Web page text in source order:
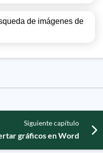
de imágenes de
Siguiente capítulo
gráficos en Word